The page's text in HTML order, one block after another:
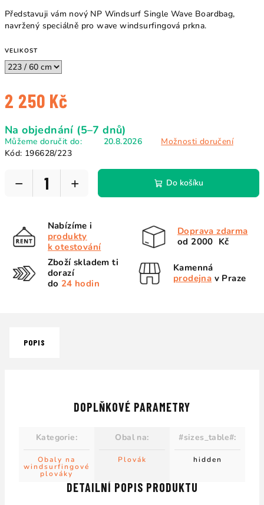
Představuji vám nový NP Windsurf Single Wave Boardbag,
navržený speciálně pro wave windsurfingová prkna.
VELIKOST
2 250 Kč
cena:
Na objednání (5–7 dnů)
Můžeme doručit do: 20.8.2026
Možnosti doručení
Kód: 196628/223
+
− Do košíku
Nabízíme i
produkty
k otestování
Doprava zdarma
od 2000 Kč
Zboží skladem ti
dorazí
do 24 hodin
Kamenná
prodejna v Praze
POPIS
DETAILNÍ POPIS PRODUKTU
DOPLŇKOVÉ PARAMETRY
Kategorie:
Obaly na
windsurfingové
plováky
Obal na:
Plovák
#sizes_table#:
hidden